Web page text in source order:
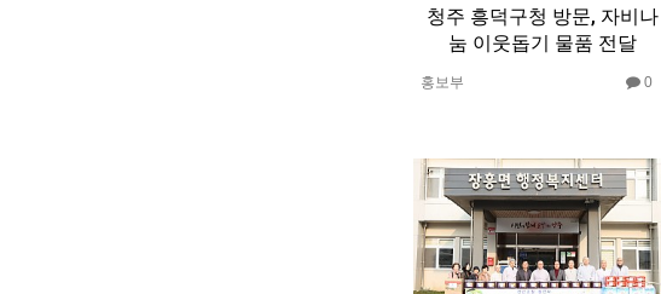
청주 흥덕구청 방문, 자비나
눔 이웃돕기 물품 전달
홍보부 0